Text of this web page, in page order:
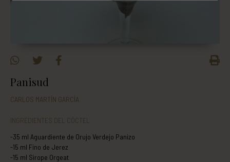
Panisud
CARLOS MARTÍN GARCÍA
INGREDIENTES DEL CÓCTEL
-35 ml Aguardiente de Orujo Verdejo Panizo
-15 ml Fino de Jerez
-15 ml Sirope Orgeat